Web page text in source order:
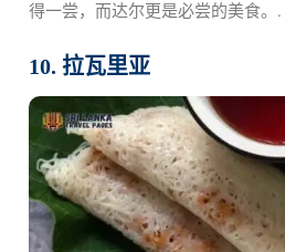
得一尝，而达尔更是必尝的美食。.
10. 拉瓦里亚